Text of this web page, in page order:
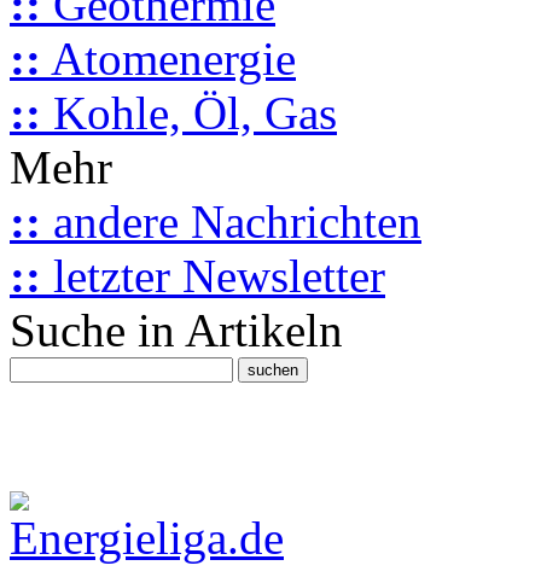
:: Atomenergie
:: Kohle, Öl, Gas
Mehr
:: andere Nachrichten
:: letzter Newsletter
Suche in Artikeln